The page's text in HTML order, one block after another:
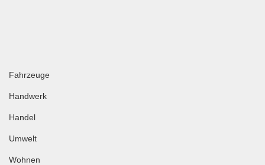
Fahrzeuge
Handwerk
Handel
Umwelt
Wohnen